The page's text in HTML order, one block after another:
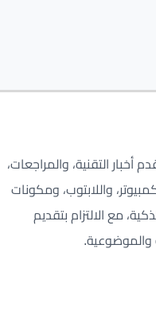
التقنية، والمراجعات،
واللابتوب، ومكونات
مع الالتزام بتقديم